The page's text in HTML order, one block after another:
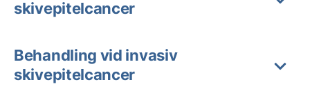
skivepitelcancer
Behandling vid invasiv
skivepitelcancer